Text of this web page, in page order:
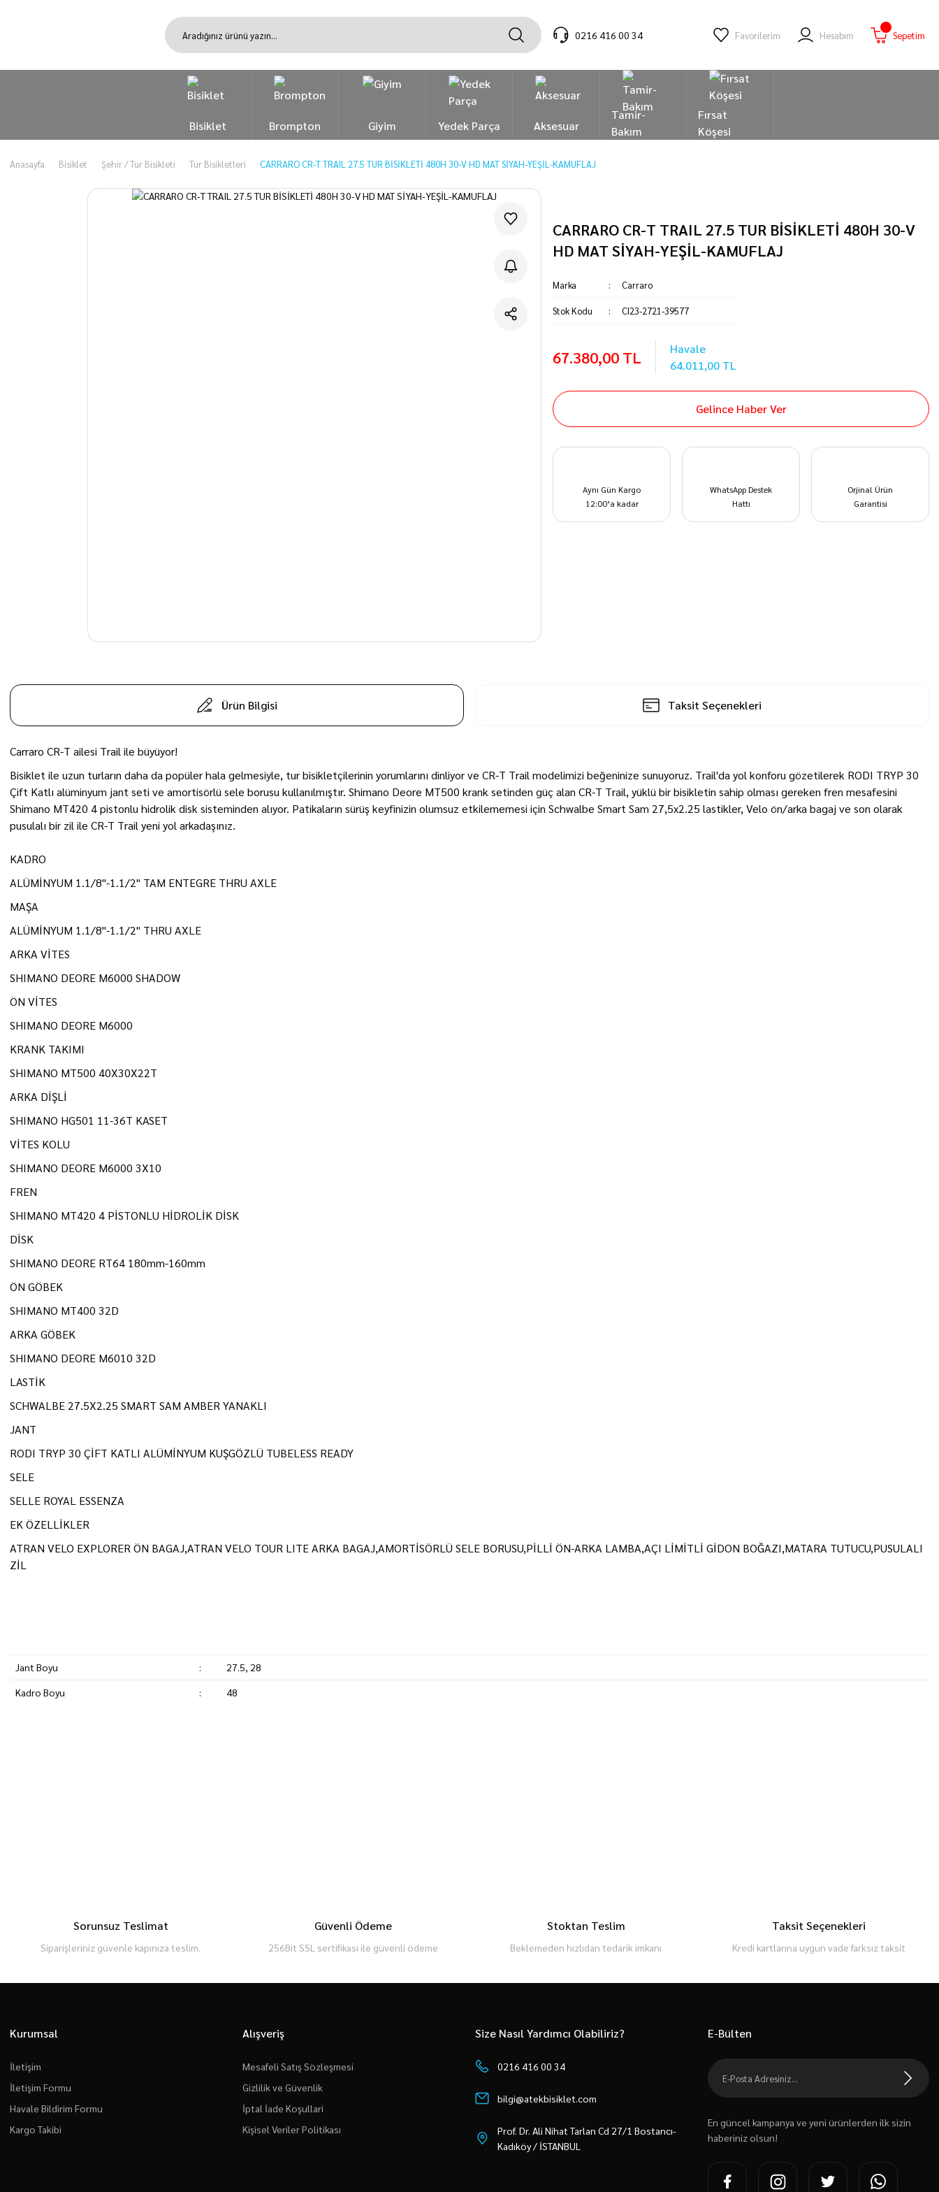
0216 416 00 34 Favorilerim Hesabım Sepetim
Bisiklet Brompton Giyim Yedek Parça Aksesuar
Tamir-
Bakım
Fırsat
Köşesi
Anasayfa Bisiklet Şehir / Tur Bisikleti Tur Bisikletleri CARRARO CR-T TRAIL 27.5 TUR BİSİKLETİ 480H 30-V HD MAT SİYAH-YEŞİL-KAMUFLAJ
CARRARO CR-T TRAIL 27.5 TUR BİSİKLETİ 480H 30-V
HD MAT SİYAH-YEŞİL-KAMUFLAJ
Marka Carraro
Stok Kodu CI23-2721-39577
67.380,00 TL
Havale
64.011,00 TL
Gelince Haber Ver
Aynı Gün Kargo
12:00’a kadar
WhatsApp Destek
Hattı
Orjinal Ürün
Garantisi
Ürün Bilgisi Taksit Seçenekleri
Carraro CR-T ailesi Trail ile büyüyor!
Bisiklet ile uzun turların daha da popüler hala gelmesiyle, tur bisikletçilerinin yorumlarını dinliyor ve CR-T Trail modelimizi beğeninize sunuyoruz. Trail'da yol konforu gözetilerek RODI TRYP 30
Çift Katlı alüminyum jant seti ve amortisörlü sele borusu kullanılmıştır. Shimano Deore MT500 krank setinden güç alan CR-T Trail, yüklü bir bisikletin sahip olması gereken fren mesafesini
Shimano MT420 4 pistonlu hidrolik disk sisteminden alıyor. Patikaların sürüş keyfinizin olumsuz etkilememesi için Schwalbe Smart Sam 27,5x2.25 lastikler, Velo ön/arka bagaj ve son olarak
pusulalı bir zil ile CR-T Trail yeni yol arkadaşınız.
KADRO
ALÜMİNYUM 1.1/8"-1.1/2" TAM ENTEGRE THRU AXLE
MAŞA
ALÜMİNYUM 1.1/8"-1.1/2" THRU AXLE
ARKA VİTES
SHIMANO DEORE M6000 SHADOW
ÖN VİTES
SHIMANO DEORE M6000
KRANK TAKIMI
SHIMANO MT500 40X30X22T
ARKA DİŞLİ
SHIMANO HG501 11-36T KASET
VİTES KOLU
SHIMANO DEORE M6000 3X10
FREN
SHIMANO MT420 4 PİSTONLU HİDROLİK DİSK
DİSK
SHIMANO DEORE RT64 180mm-160mm
ÖN GÖBEK
SHIMANO MT400 32D
ARKA GÖBEK
SHIMANO DEORE M6010 32D
LASTİK
SCHWALBE 27.5X2.25 SMART SAM AMBER YANAKLI
JANT
RODI TRYP 30 ÇİFT KATLI ALÜMİNYUM KUŞGÖZLÜ TUBELESS READY
SELE
SELLE ROYAL ESSENZA
EK ÖZELLİKLER
ATRAN VELO EXPLORER ÖN BAGAJ,ATRAN VELO TOUR LITE ARKA BAGAJ,AMORTİSÖRLÜ SELE BORUSU,PİLLİ ÖN-ARKA LAMBA,AÇI LİMİTLİ GİDON BOĞAZI,MATARA TUTUCU,PUSULALI
ZİL
Jant Boyu :
27.5, 28
Kadro Boyu
: 48
Sorunsuz Teslimat
Siparişleriniz güvenle kapınıza teslim.
Güvenli Ödeme
256Bit SSL sertifikası ile güvenli ödeme
Stoktan Teslim
Beklemeden hızlıdan tedarik imkanı
Taksit Seçenekleri
Kredi kartlarına uygun vade farksız taksit
Kurumsal
İletişim
İletişim Formu
Havale Bildirim Formu
Kargo Takibi
Alışveriş
Mesafeli Satış Sözleşmesi
Gizlilik ve Güvenlik
İptal İade Koşullari
Kişisel Veriler Politikası
Size Nasıl Yardımcı Olabiliriz?
0216 416 00 34
bilgi@atekbisiklet.com
Prof. Dr. Ali Nihat Tarlan Cd 27/1 Bostancı-
Kadıköy / İSTANBUL
E-Bülten
En güncel kampanya ve yeni ürünlerden ilk sizin
haberiniz olsun!